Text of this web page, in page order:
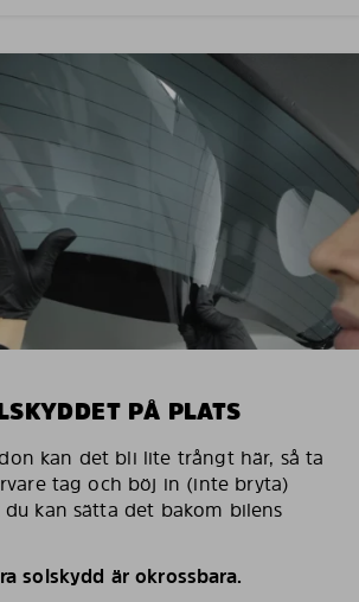
PÅ PLATS
kan det bli lite trångt här, så ta
tag och böj in (inte bryta)
kan sätta det bakom bilens
solskydd är okrossbara.